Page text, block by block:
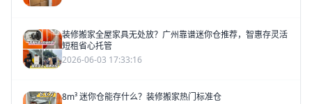
装修搬家全屋家具无处放？广州靠谱迷你仓推荐，智惠存灵活
短租省心托管
2026-06-03 17:33:16
8m³ 迷你仓能存什么？装修搬家热门标准仓